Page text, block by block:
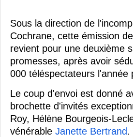
Sous la direction de
Cochrane, cette émission
revient pour une deuxième
promesses, après avoir
000 téléspectateurs l'année
Le coup d'envoi est donné
brochette d'invités
Roy, Hélène Bourgeois-
vénérable Janette Bertrand.